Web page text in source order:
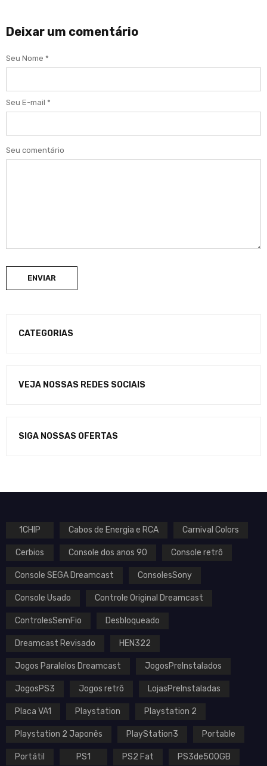
Deixar um comentário
Seu Nome *
Seu E-mail *
Seu comentário
ENVIAR
CATEGORIAS
VEJA NOSSAS REDES SOCIAIS
SIGA NOSSAS OFERTAS
1CHIP Cabos de Energia e RCA Carnival Colors
Cerbios Console dos anos 90 Console retrô
Console SEGA Dreamcast ConsolesSony
Console Usado Controle Original Dreamcast
ControlesSemFio Desbloqueado
Dreamcast Revisado HEN322
Jogos Paralelos Dreamcast JogosPreInstalados
JogosPS3 Jogos retrô LojasPreInstaladas
Placa VA1 Playstation Playstation 2
Playstation 2 Japonês PlayStation3 Portable
Portátil PS1 PS2 Fat PS3de500GB